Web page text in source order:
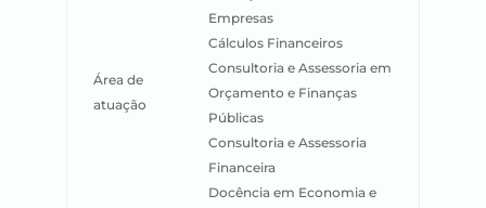
Área de
atuação
Empresas
Cálculos Financeiros
Consultoria e Assessoria em
Orçamento e Finanças
Públicas
Consultoria e Assessoria
Financeira
Docência em Economia e